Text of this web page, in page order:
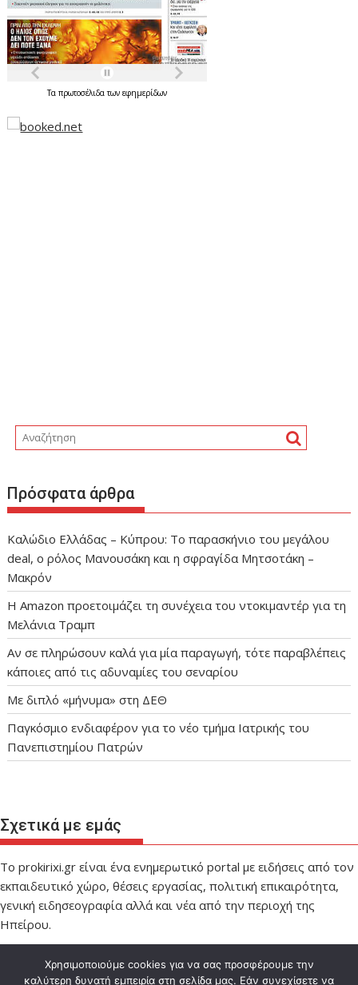
Ταπρωτοσέλιδατωνεφημερίδων
Πρόσφατα άρθρα
Καλώδιο Ελλάδας – Κύπρου: Το παρασκήνιο του μεγάλου
deal, ο ρόλος Μανουσάκη και η σφραγίδα Μητσοτάκη –
Μακρόν
Η Amazon προετοιμάζει τη συνέχεια του ντοκιμαντέρ για τη
Μελάνια Τραμπ
Αν σε πληρώσουν καλά για μία παραγωγή, τότε παραβλέπεις
κάποιες από τις αδυναμίες του σεναρίου
Με διπλό «μήνυμα» στη ΔΕΘ
Παγκόσμιο ενδιαφέρον για το νέο τμήμα Ιατρικής του
Πανεπιστημίου Πατρών
Σχετικά με εμάς
Το prokirixi.gr είναι ένα ενημερωτικό portal με ειδήσεις από τον
εκπαιδευτικό χώρο, θέσεις εργασίας, πολιτική επικαιρότητα,
γενική ειδησεογραφία αλλά και νέα από την περιοχή της
Ηπείρου.
Χρησιμοποιούμε cookies για να σας προσφέρουμε την
καλύτερη δυνατή εμπειρία στη σελίδα μας. Εάν συνεχίσετε να